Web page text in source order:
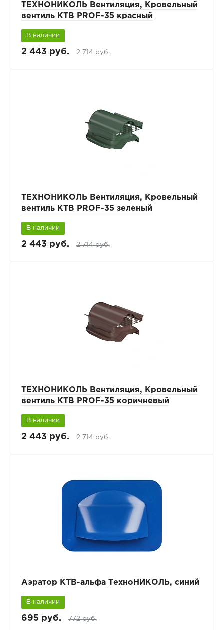
ТЕХНОНИКОЛЬ Вентиляция, Кровельный
вентиль КТВ PROF-35 красный
В наличии
2 443 руб. 2 714 руб.
ТЕХНОНИКОЛЬ Вентиляция, Кровельный
вентиль КТВ PROF-35 зеленый
В наличии
2 443 руб. 2 714 руб.
ТЕХНОНИКОЛЬ Вентиляция, Кровельный
вентиль КТВ PROF-35 коричневый
В наличии
2 443 руб. 2 714 руб.
Аэратор КТВ-альфа ТехноНИКОЛЬ, синий
В наличии
695 руб. 772 руб.